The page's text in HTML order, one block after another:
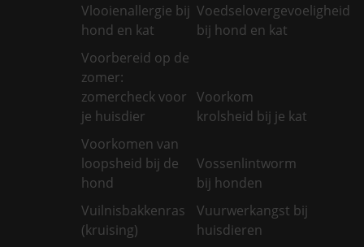
Vlooienallergie bij
hond en kat
Voedselovergevoeligheid
bij hond en kat
Voorbereid op de
zomer:
zomercheck voor
je huisdier
Voorkom
krolsheid bij je kat
Voorkomen van
loopsheid bij de
hond
Vossenlintworm
bij honden
Vuilnisbakkenras
(kruising)
Vuurwerkangst bij
huisdieren